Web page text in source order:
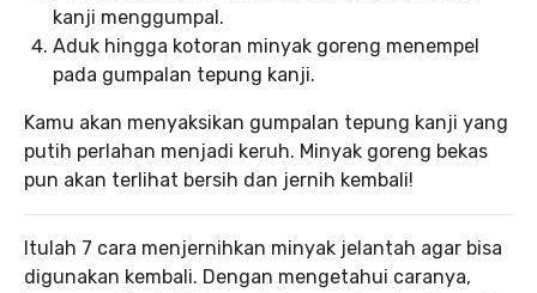
kanji menggumpal.
Aduk hingga kotoran minyak goreng menempel
pada gumpalan tepung kanji.
Kamu akan menyaksikan gumpalan tepung kanji yang
putih perlahan menjadi keruh. Minyak goreng bekas
pun akan terlihat bersih dan jernih kembali!
Itulah 7 cara menjernihkan minyak jelantah agar bisa
digunakan kembali. Dengan mengetahui caranya,